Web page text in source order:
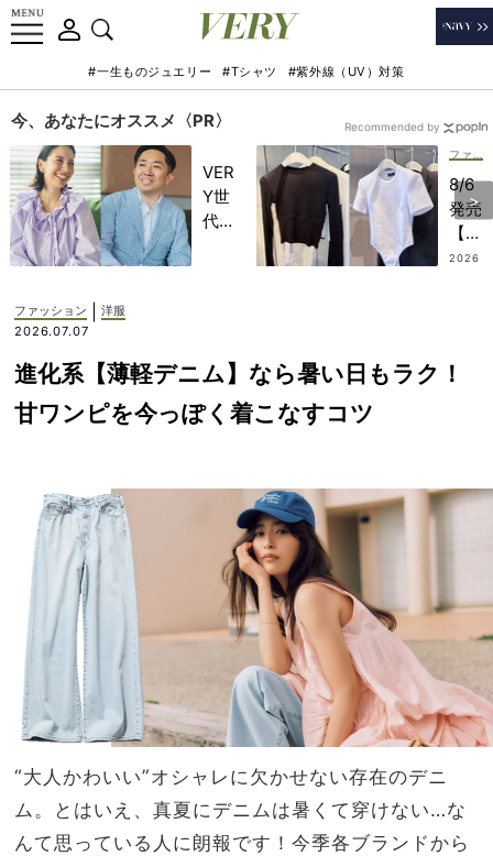
#一生ものジュエリー #Tシャツ #紫外線（UV）対策
今、あなたにオススメ〈PR〉
VER
Y世
代が
んと
考え
る
今、
HO
TEL
の？
8/6
発売
【H
&M
「シ
が買
せも
即サ
え
2026
Recommended by
ファッション
洋服
2026.07.07
進化系【薄軽デニム】なら暑い日もラク！
甘ワンピを今っぽく着こなすコツ
“大人かわいい”オシャレに欠かせない存在のデニ
ム。とはいえ、真夏にデニムは暑くて穿けない…な
んて思っている人に朗報です！今季各ブランドから